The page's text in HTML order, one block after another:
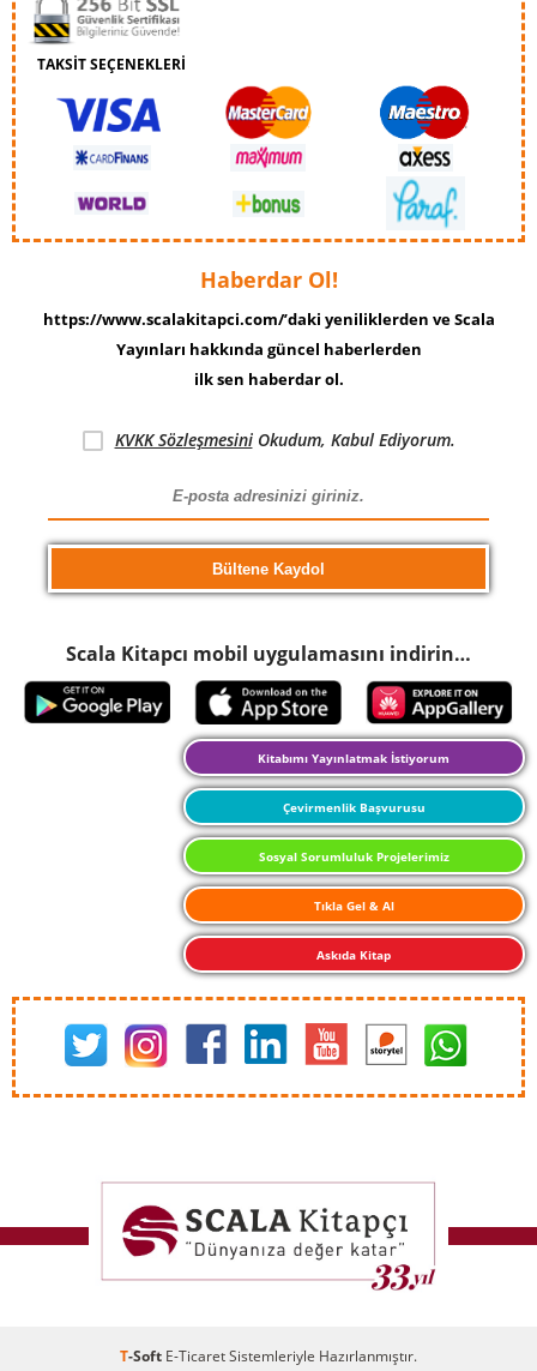
TAKSİT SEÇENEKLERİ
Haberdar Ol!
https://www.scalakitapci.com/’daki yeniliklerden ve Scala
Yayınları hakkında güncel haberlerden
ilk sen haberdar ol.
KVKK SözleşmesiniOkudum, Kabul Ediyorum.
Scala Kitapcı mobil uygulamasını indirin…
Kitabımı Yayınlatmak İstiyorum
Çevirmenlik Başvurusu
Sosyal Sorumluluk Projelerimiz
Tıkla Gel & Al
Askıda Kitap
T-Soft E-TicaretSistemleriyle Hazırlanmıştır.